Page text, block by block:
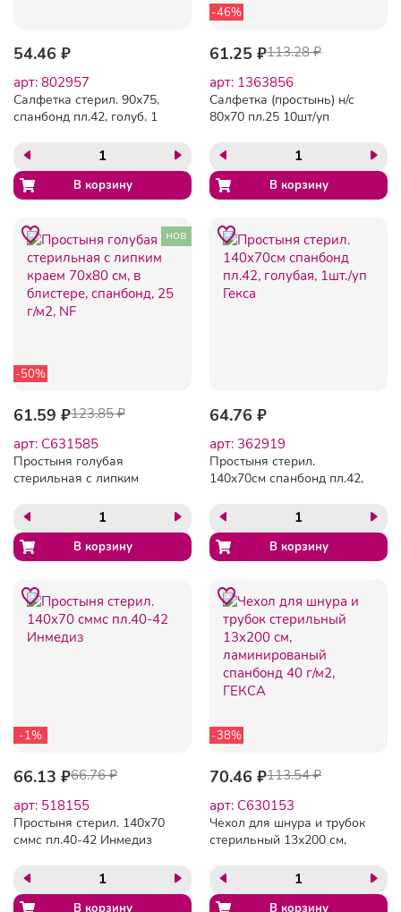
54.46 ₽
арт: 802957
Салфетка стерил. 90х75,
спанбонд пл.42, голуб. 1
-46%
61.25 ₽113.28 ₽
арт: 1363856
Салфетка (простынь) н/с
80x70 пл.25 10шт/уп
-50%
нов
61.59 ₽123.85 ₽
арт: C631585
Простыня голубая
стерильная с липким
блистере, спанбонд, 25 г/
м2, NF
64.76 ₽
арт: 362919
Простыня стерил.
140x70см спанбонд пл.42,
-1%
66.13 ₽66.76 ₽
арт: 518155
Простыня стерил. 140x70
сммс пл.40-42 Инмедиз
-38%
70.46 ₽113.54 ₽
арт: C630153
Чехол для шнура и трубок
стерильный 13х200 см,
40 г/м2, ГЕКСА